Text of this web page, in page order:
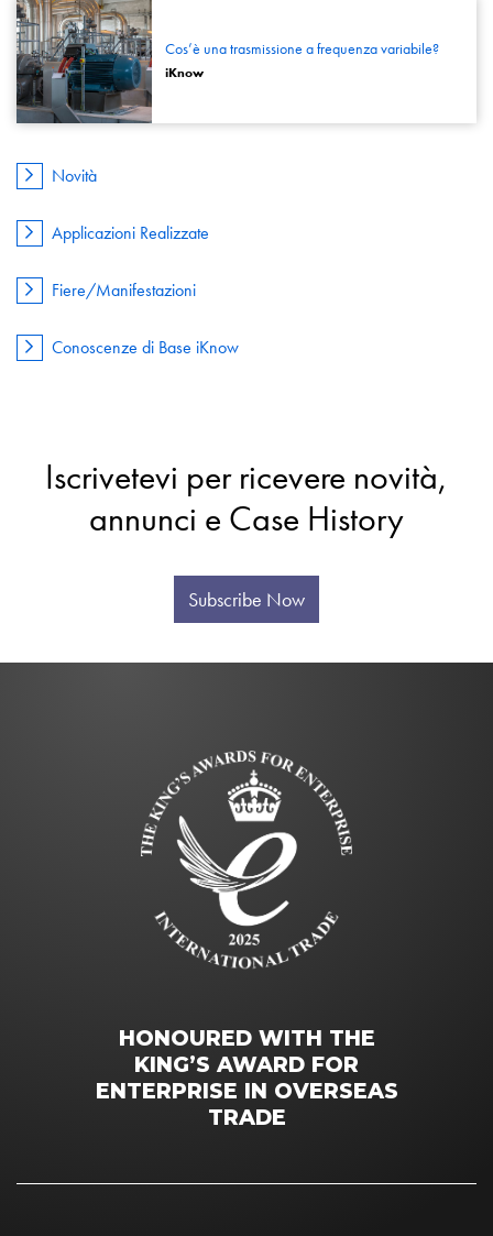
Cos’è una trasmissione a frequenza variabile?
iKnow
Novità
Applicazioni Realizzate
Fiere/Manifestazioni
Conoscenze di Base iKnow
Iscrivetevi per ricevere novità,
annunci e Case History
Subscribe Now
HONOURED WITH THE
KING’S AWARD FOR
ENTERPRISE IN OVERSEAS
TRADE